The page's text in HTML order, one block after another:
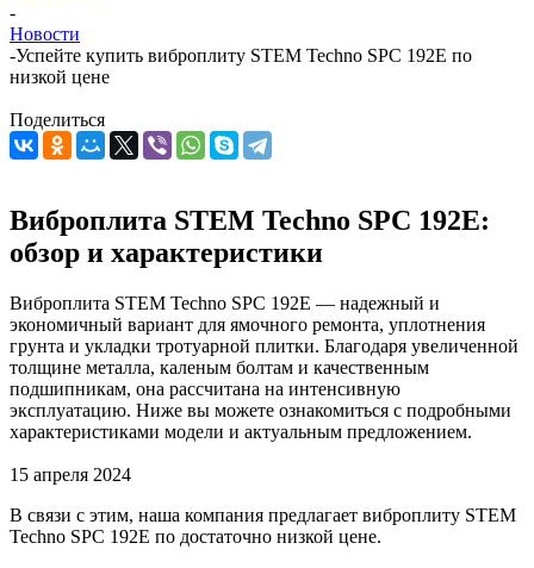
-
Новости
-Успейте купить виброплиту STEM Techno SPC 192E по
низкой цене
Поделиться
Виброплита STEM Techno SPC 192E:
обзор и характеристики
Виброплита STEM Techno SPC 192E — надежный и
экономичный вариант для ямочного ремонта, уплотнения
грунта и укладки тротуарной плитки. Благодаря увеличенной
толщине металла, каленым болтам и качественным
подшипникам, она рассчитана на интенсивную
эксплуатацию. Ниже вы можете ознакомиться с подробными
характеристиками модели и актуальным предложением.
15 апреля 2024
В связи с этим, наша компания предлагает виброплиту STEM
Techno SPC 192E по достаточно низкой цене.